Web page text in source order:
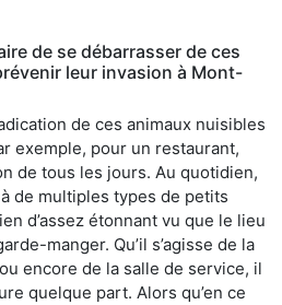
de se débarrasser de ces
leur invasion à Mont-
de ces animaux nuisibles
exemple, pour un restaurant,
de tous les jours. Au quotidien,
de multiples types de petits
d’assez étonnant vu que le lieu
manger. Qu’il s’agisse de la
encore de la salle de service, il
quelque part. Alors qu’en ce